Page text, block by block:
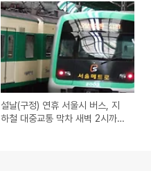
기록표
설날(구정) 연휴 서울시 버스, 지
하철 대중교통 막차 새벽 2시까지